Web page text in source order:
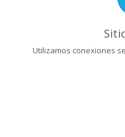
Utilizamos conexiones